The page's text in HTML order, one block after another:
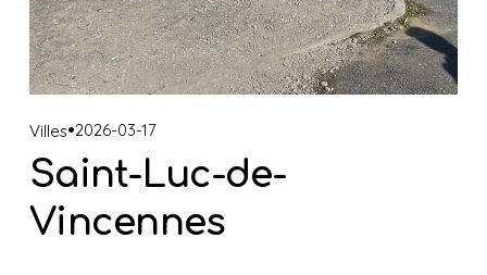
Villes 2026-03-17
Saint-Luc-de-
Vincennes